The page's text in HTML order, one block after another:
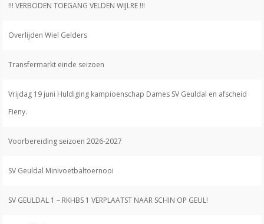
!!! VERBODEN TOEGANG VELDEN WIJLRE !!!
Overlijden Wiel Gelders
Transfermarkt einde seizoen
Vrijdag 19 juni Huldiging kampioenschap Dames SV Geuldal en afscheid
Fieny.
Voorbereiding seizoen 2026-2027
SV Geuldal Minivoetbaltoernooi
SV GEULDAL 1 – RKHBS 1 VERPLAATST NAAR SCHIN OP GEUL!